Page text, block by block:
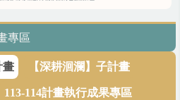
專區
畫
【深耕洄瀾】子計畫
113-114計畫執行成果專區